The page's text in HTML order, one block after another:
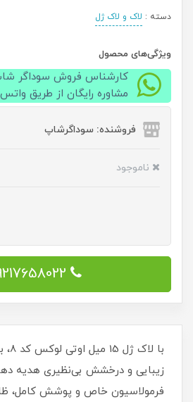
دسته : لاک و لاک ژل
ویژگی‌های محصول
کارشناس فروش سوداگر
مشاوره رایگان از طریق
فروشنده: سوداگرشاپ
ناموجود
با
زیبایی و درخشش بی‌نظیری هدیه
فرمولاسیون خاص و پوشش کامل،